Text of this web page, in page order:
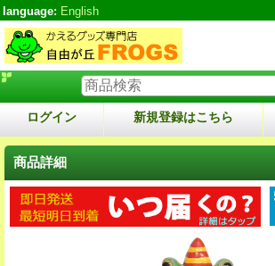
language: English
ログイン 新規登録はこちら
商品詳細